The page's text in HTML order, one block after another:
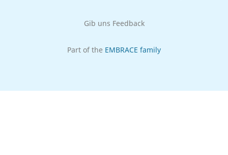
Gib uns Feedback
Part of the EMBRACE family